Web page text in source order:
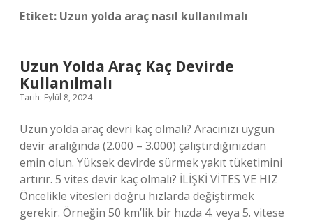
Etiket: Uzun yolda araç nasıl kullanılmalı
Uzun Yolda Araç Kaç Devirde
Kullanılmalı
Tarih: Eylül 8, 2024
Uzun yolda araç devri kaç olmalı? Aracınızı uygun
devir aralığında (2.000 – 3.000) çalıştırdığınızdan
emin olun. Yüksek devirde sürmek yakıt tüketimini
artırır. 5 vites devir kaç olmalı? İLİŞKİ VİTES VE HIZ
Öncelikle vitesleri doğru hızlarda değiştirmek
gerekir. Örneğin 50 km’lik bir hızda 4. veya 5. vitese